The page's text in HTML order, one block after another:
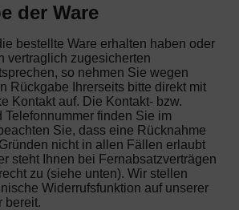
der Ware
bestellte Ware erhalten haben oder
vertraglich zugesicherten
so nehmen Sie wegen
Rückgabe Ihrerseits bitte direkt mit
Kontakt auf. Die Kontakt- bzw.
Telefonnummer finden Sie im
Sie, dass eine Rücknahme
nicht in allen Fällen erlaubt
steht Ihnen bei Fernabsatzverträgen
zu (siehe unten). Wir stellen
Widerrufsfunktion auf unserer
bereit.